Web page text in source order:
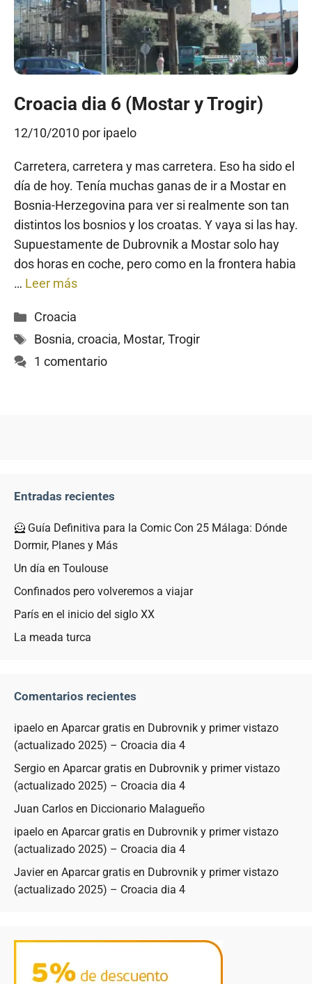
Croacia dia 6 (Mostar y Trogir)
12/10/2010 por ipaelo
Carretera, carretera y mas carretera. Eso ha sido el
día de hoy. Tenía muchas ganas de ir a Mostar en
Bosnia-Herzegovina para ver si realmente son tan
distintos los bosnios y los croatas. Y vaya si las hay.
Supuestamente de Dubrovnik a Mostar solo hay
dos horas en coche, pero como en la frontera habia
… Leer más
Categorías
Croacia
Etiquetas
Bosnia, croacia, Mostar, Trogir
1 comentario
Entradas recientes
🦸 Guía Definitiva para la Comic Con 25 Málaga: Dónde
Dormir, Planes y Más
Un día en Toulouse
Confinados pero volveremos a viajar
París en el inicio del siglo XX
La meada turca
Comentarios recientes
ipaelo en Aparcar gratis en Dubrovnik y primer vistazo
(actualizado 2025) – Croacia dia 4
Sergio en Aparcar gratis en Dubrovnik y primer vistazo
(actualizado 2025) – Croacia dia 4
Juan Carlos en Diccionario Malagueño
ipaelo en Aparcar gratis en Dubrovnik y primer vistazo
(actualizado 2025) – Croacia dia 4
Javieren Aparcar gratis en Dubrovnik y primer vistazo
(actualizado 2025) – Croacia dia 4